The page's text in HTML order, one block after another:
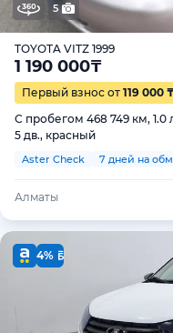
5
TOYOTA VITZ 1999
1 190 000₸
Первый взнос от 119 000 ₸
С пробегом 468 749 км, 1.0
5 дв., красный
Aster Check 7 дней на
Алматы
4%